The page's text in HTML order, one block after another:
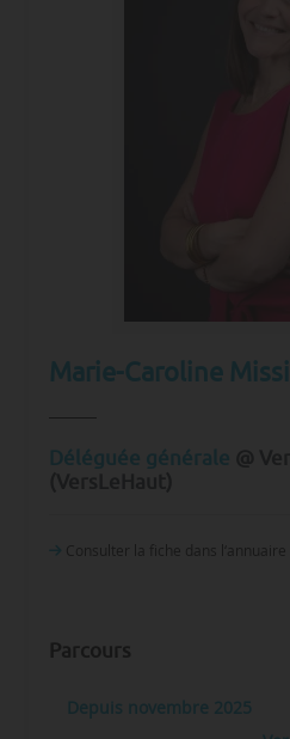
Marie-Caroline
Déléguée générale
Parcours
Depuis novembre 2025